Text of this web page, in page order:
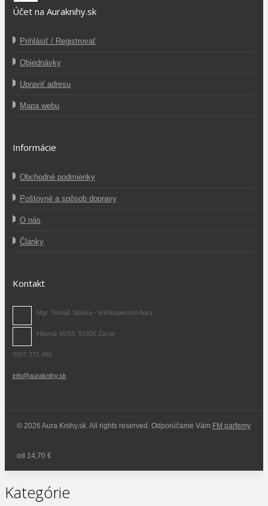
Účet na Auraknihy.sk
Prihlásiť / Registrovať
Objednávky
Upraviť adresu
Mapa webu
Informácie
Obchodné podmienky
Poštovné a spôsob dopravy
O nás
Články
Kontakt
Mgr. Tomáš Slouka - kníhkupectvo Aura
Hlavná 46/83, 91926 Zavar
0907 371 480
info@auraknihy.sk
© 2026 Aura Knihy.sk. All rights reserved. Odporúčame Vám FM parfemy
od 14,70 €
Kategórie